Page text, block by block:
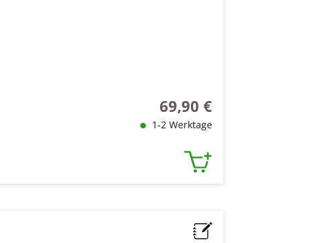
Regulärer Preis:
69,90 €
1-2 Werktage